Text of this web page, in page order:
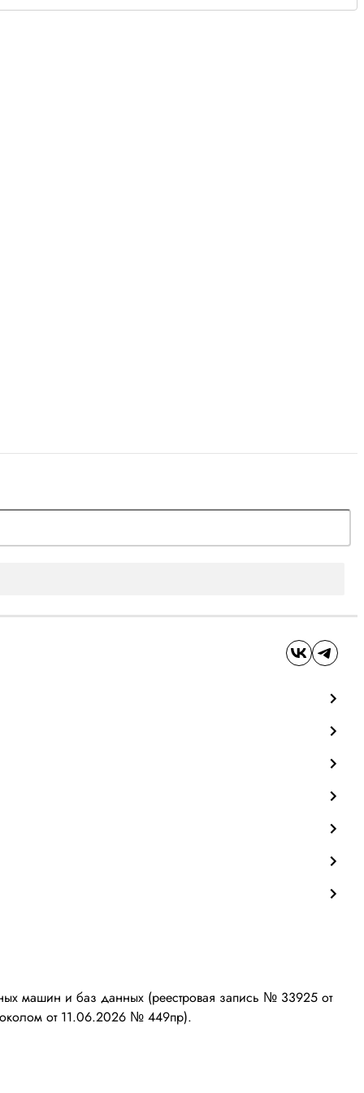
машин и баз данных (реестровая запись № 33925 от
от 11.06.2026 № 449пр).